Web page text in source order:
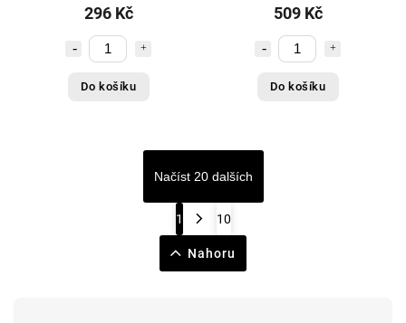
296 Kč
Do košíku
509 Kč
Do košíku
Načíst 20 dalších
1 10
Nahoru